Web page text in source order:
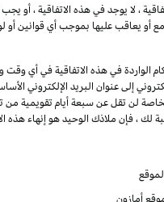
، لا يوجد في هذه الاتفاقية ، أو
أو يعاقب عليها بموجب أي قوانين
الواردة في هذه الاتفاقية في أي
إلى عنوان البريد
لن تقل عن سبعة أيام تقويمية
لك ، فإن ملاذك الوحيد هو إنهاء هذه